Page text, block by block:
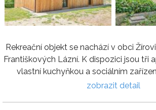
Rekreační objekt se nachází v obci
Františkových Lázní. K dispozici jsou tři
vlastní kuchyňkou a sociálním
zobrazit detail